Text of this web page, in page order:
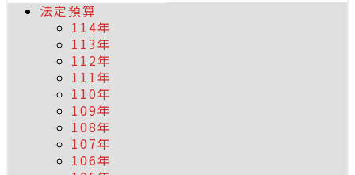
法定預算
114年
113年
112年
111年
110年
109年
108年
107年
106年